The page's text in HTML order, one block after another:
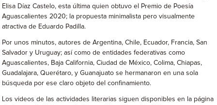
Elisa Díaz Castelo, esta última quien obtuvo el Premio de Poesía
Aguascalientes 2020; la propuesta minimalista pero visualmente
atractiva de Eduardo Padilla.
Por unos minutos, autores de Argentina, Chile, Ecuador, Francia, San
Salvador y Uruguay; así como de entidades federativas como
Aguascalientes, Baja California, Ciudad de México, Colima, Chiapas,
Guadalajara, Querétaro, y Guanajuato se hermanaron en una sola
búsqueda por ese claro objeto del confinamiento.
Los videos de las actividades literarias siguen disponibles en la página